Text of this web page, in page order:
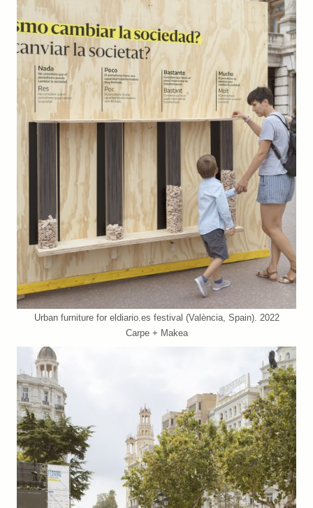
Urban furniture for eldiario.es festival (València, Spain). 2022
Carpe + Makea